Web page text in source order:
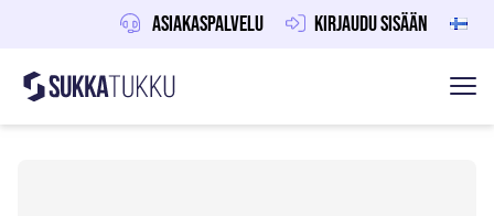
Asiakaspalvelu Kirjaudu sisään
Hoppa till innehåll
Sukkatukku